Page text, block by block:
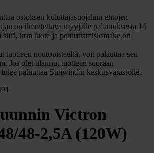
ostoksen kuluttajasuojalain ehtojen
on ilmoitettava myyjälle palautuksesta 14
siitä, kun tuote ja peruuttamislomake on
tuotteen noutopisteeltä, voit palauttaa sen
Jos olet tilannut tuotteen suoraan
palauttaa Sunwindin keskusvarastolle.
Victron
48-2,5A (120W)